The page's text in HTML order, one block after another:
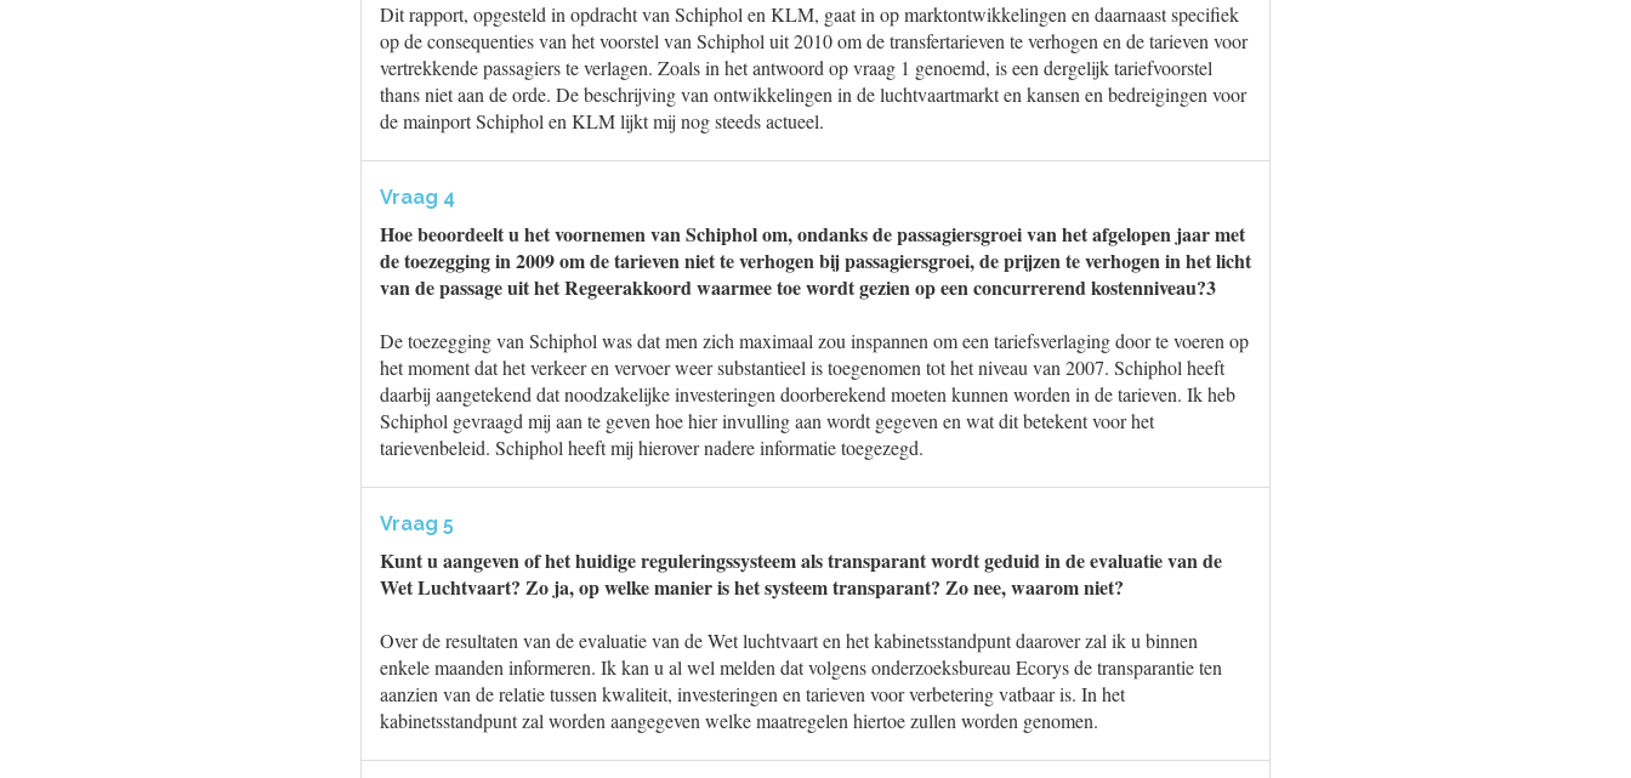
Dit rapport, opgesteld in opdracht van Schiphol en KLM, gaat in op marktontwikkelingen en daarnaast specifiek
op de consequenties van het voorstel van Schiphol uit 2010 om de transfertarieven te verhogen en de tarieven voor
vertrekkende passagiers te verlagen. Zoals in het antwoord op vraag 1 genoemd, is een dergelijk tariefvoorstel
thans niet aan de orde. De beschrijving van ontwikkelingen in de luchtvaartmarkt en kansen en bedreigingen voor
de mainport Schiphol en KLM lijkt mij nog steeds actueel.
Vraag 4
Hoe beoordeelt u het voornemen van Schiphol om, ondanks de passagiersgroei van het afgelopen jaar met
de toezegging in 2009 om de tarieven niet te verhogen bij passagiersgroei, de prijzen te verhogen in het licht
van de passage uit het Regeerakkoord waarmee toe wordt gezien op een concurrerend kostenniveau?3
De toezegging van Schiphol was dat men zich maximaal zou inspannen om een tariefsverlaging door te voeren op
het moment dat het verkeer en vervoer weer substantieel is toegenomen tot het niveau van 2007. Schiphol heeft
daarbij aangetekend dat noodzakelijke investeringen doorberekend moeten kunnen worden in de tarieven. Ik heb
Schiphol gevraagd mij aan te geven hoe hier invulling aan wordt gegeven en wat dit betekent voor het
tarievenbeleid. Schiphol heeft mij hierover nadere informatie toegezegd.
Vraag 5
Kunt u aangeven of het huidige reguleringssysteem als transparant wordt geduid in de evaluatie van de
Wet Luchtvaart? Zo ja, op welke manier is het systeem transparant? Zo nee, waarom niet?
Over de resultaten van de evaluatie van de Wet luchtvaart en het kabinetsstandpunt daarover zal ik u binnen
enkele maanden informeren. Ik kan u al wel melden dat volgens onderzoeksbureau Ecorys de transparantie ten
aanzien van de relatie tussen kwaliteit, investeringen en tarieven voor verbetering vatbaar is. In het
kabinetsstandpunt zal worden aangegeven welke maatregelen hiertoe zullen worden genomen.